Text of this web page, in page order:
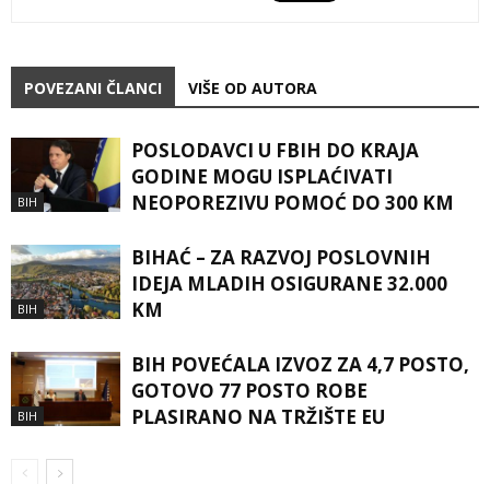
POVEZANI ČLANCI VIŠE OD AUTORA
BIH
POSLODAVCI U FBIH DO KRAJA
GODINE MOGU ISPLAĆIVATI
NEOPOREZIVU POMOĆ DO 300 KM
BIH
BIHAĆ – ZA RAZVOJ POSLOVNIH
IDEJA MLADIH OSIGURANE 32.000
KM
BIH
BIH POVEĆALA IZVOZ ZA 4,7 POSTO,
GOTOVO 77 POSTO ROBE
PLASIRANO NA TRŽIŠTE EU